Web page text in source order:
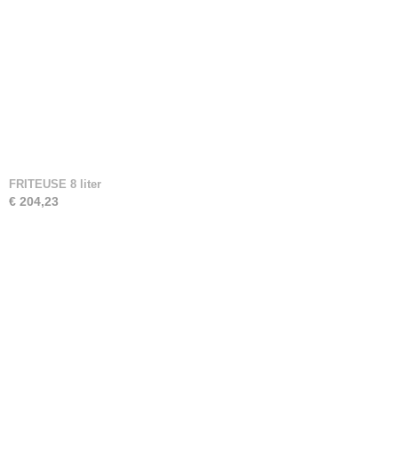
FRITEUSE 8 liter
€ 204,23